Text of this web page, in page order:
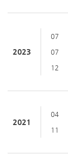
2023
07
07
12
2021
04
11